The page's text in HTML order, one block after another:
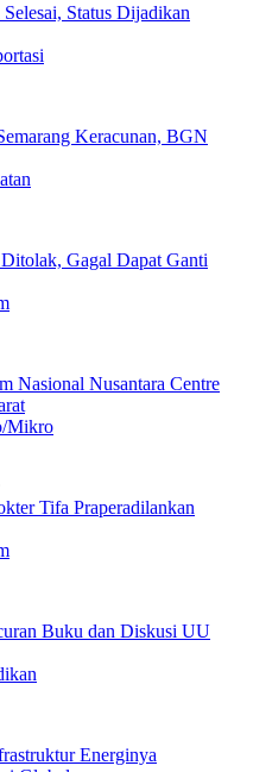
Status Dijadikan
Keracunan, BGN
Gagal Dapat Ganti
Nasional Nusantara Centre
Mikro
Tifa Praperadilankan
Buku dan Diskusi UU
Energinya